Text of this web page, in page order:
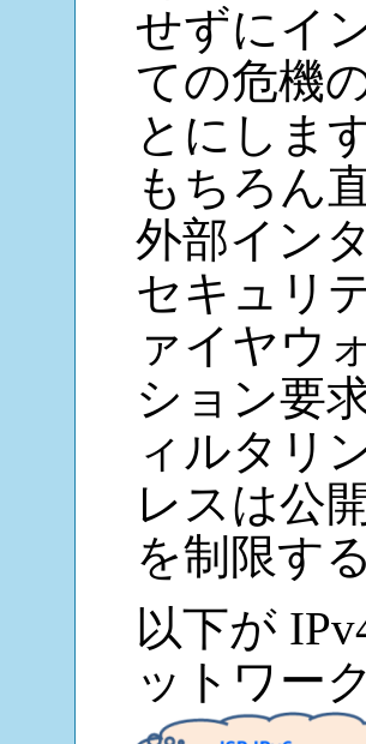
せずにイ
ての危機
とにしま
もちろん
外部イン
セキュリ
ァイヤウ
ション要
ィルタリ
レスは公
を制限す
以下が
ットワー